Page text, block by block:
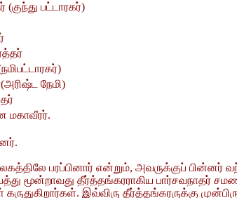
(குந்து பட்டாரகர்)
நேமி)
மகாவீரர்.
பரப்பினார் என்றும், அவருக்குப்
மூன்றாவது தீர்த்தங்கரராகிய பார்சவநாதர்
இவ்விரு தீர்த்தங்கரருக்கு